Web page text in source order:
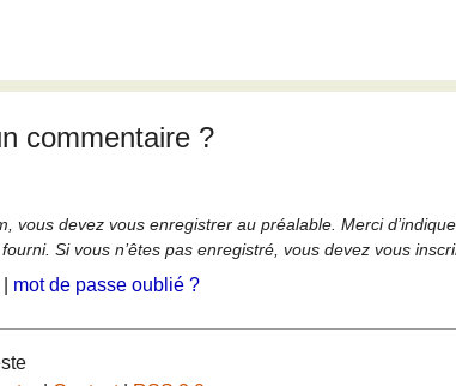
commentaire ?
vous devez vous enregistrer au préalable. Merci
Si vous n’êtes pas enregistré, vous devez vous
mot de passe oublié ?